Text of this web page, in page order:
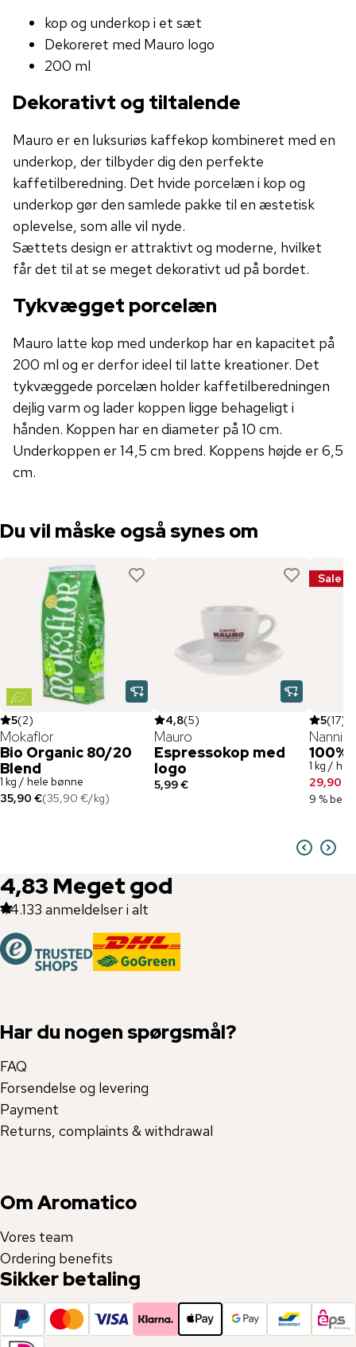
kop og underkop i et sæt
Dekoreret med Mauro logo
200 ml
Dekorativt og tiltalende
Mauro er en luksuriøs kaffekop kombineret med en
underkop, der tilbyder dig den perfekte
kaffetilberedning. Det hvide porcelæn i kop og
underkop gør den samlede pakke til en æstetisk
oplevelse, som alle vil nyde.
Sættets design er attraktivt og moderne, hvilket
får det til at se meget dekorativt ud på bordet.
Tykvægget porcelæn
Mauro latte kop med underkop har en kapacitet på
200 ml og er derfor ideel til latte kreationer. Det
tykvæggede porcelæn holder kaffetilberedningen
dejlig varm og lader koppen ligge behageligt i
hånden. Koppen har en diameter på 10 cm.
Underkoppen er 14,5 cm bred. Koppens højde er 6,5
cm.
Du vil måske også synes om
5(2)
Mokaflor
Bio Organic 80/20
Blend
1 kg / hele bønne
35,90 €(35,90 €/kg)
4,8(5)
Mauro
Espressokop med
logo
5,99 €
Sale
5(17)
Nannini
100%
1 kg /
29,90 €
9 %
4,83 Meget god
44.133 anmeldelser i alt
Har du nogen spørgsmål?
FAQ
Forsendelse og levering
Payment
Returns, complaints & withdrawal
Om Aromatico
Vores team
Ordering benefits
Sikker betaling